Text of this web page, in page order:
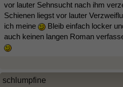
vor lauter Sehnsucht nach ihm
Schienen liegst vor lauter
ich meine
Bleib einfach locker
auch keinen langen Roman
schlumpfine